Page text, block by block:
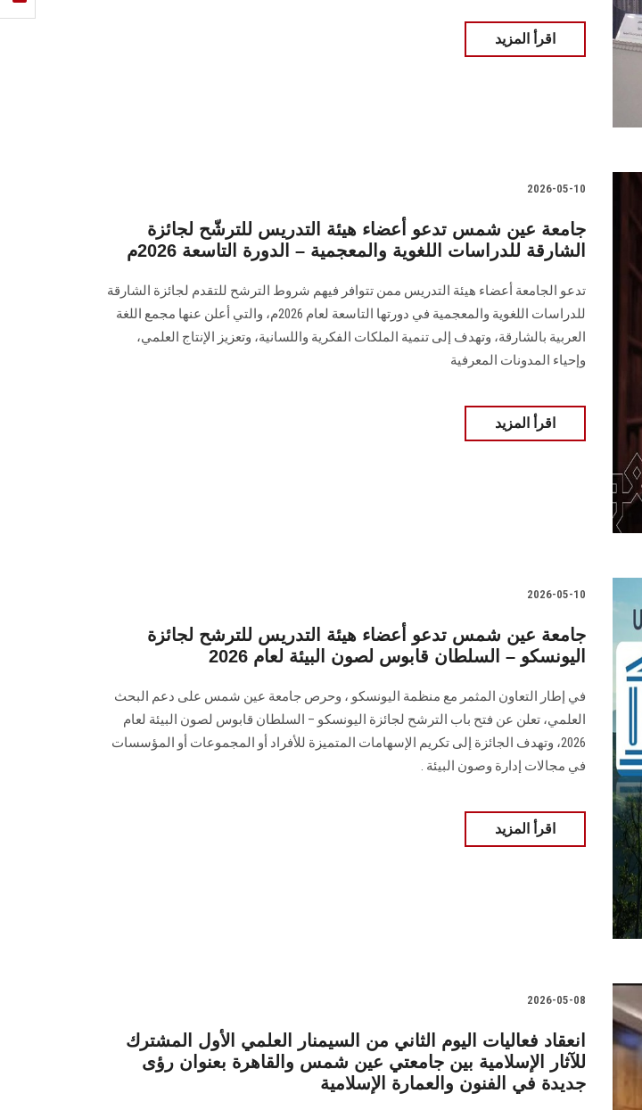
اقرأ المزيد
2026-05-10
جامعة عين شمس تدعو أعضاء هيئة التدريس للترشّح لجائزة
الشارقة للدراسات اللغوية والمعجمية – الدورة التاسعة 2026م
تدعو الجامعة أعضاء هيئة التدريس ممن تتوافر فيهم شروط الترشح للتقدم لجائزة الشارقة
للدراسات اللغوية والمعجمية في دورتها التاسعة لعام 2026م، والتي أعلن عنها مجمع اللغة
العربية بالشارقة، وتهدف إلى تنمية الملكات الفكرية واللسانية، وتعزيز الإنتاج العلمي،
وإحياء المدونات المعرفية
اقرأ المزيد
2026-05-10
جامعة عين شمس تدعو أعضاء هيئة التدريس للترشح لجائزة
اليونسكو – السلطان قابوس لصون البيئة لعام 2026
في إطار التعاون المثمر مع منظمة اليونسكو ، وحرص جامعة عين شمس على دعم البحث
العلمي، تعلن عن فتح باب الترشح لجائزة اليونسكو – السلطان قابوس لصون البيئة لعام
2026، وتهدف الجائزة إلى تكريم الإسهامات المتميزة للأفراد أو المجموعات أو المؤسسات
في مجالات إدارة وصون البيئة .
اقرأ المزيد
2026-05-08
انعقاد فعاليات اليوم الثاني من السيمنار العلمي الأول المشترك
للآثار الإسلامية بين جامعتي عين شمس والقاهرة بعنوان رؤى
جديدة في الفنون والعمارة الإسلامية